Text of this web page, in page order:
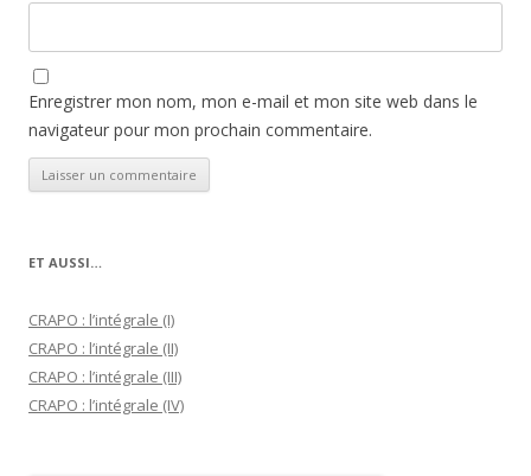
Enregistrer mon nom, mon e-mail et mon site web dans le
navigateur pour mon prochain commentaire.
ET AUSSI…
CRAPO : l’intégrale (I)
CRAPO : l’intégrale (II)
CRAPO : l’intégrale (III)
CRAPO : l’intégrale (IV)